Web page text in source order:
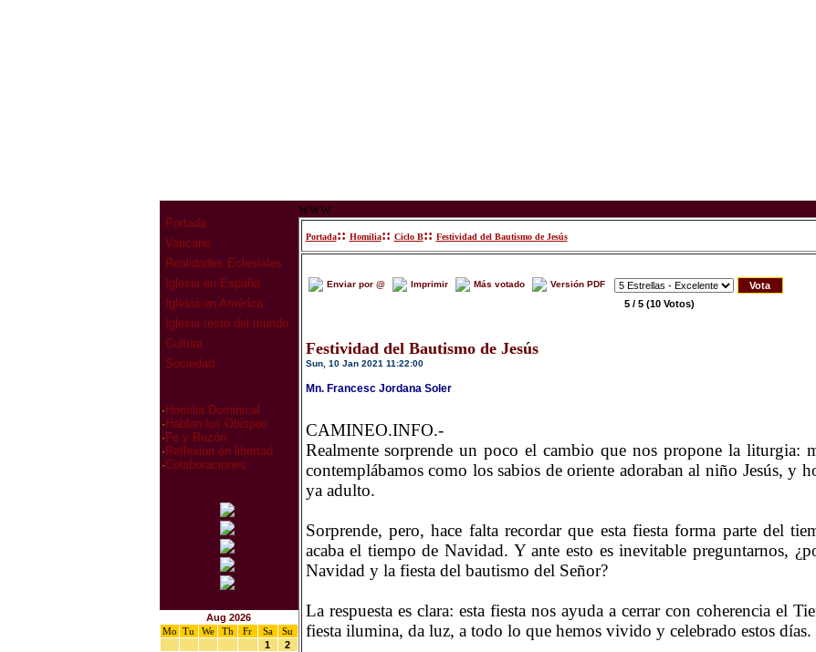
Portada
Vaticano
Realidades Eclesiales
Iglesia en España
Iglesia en América
Iglesia resto del mundo
Cultura
Sociedad
· Homilia Dominical
· Hablan los Obispos
· Fe y Razón
· Reflexion en libertad
·Colaboraciones
Aug 2026
Mo Tu We Th Fr Sa
Su
1
2
www
Portada:: Homilia:: Ciclo B:: Festividad del Bautismo de Jesús
Enviar por @ Imprimir Más votado Versión PDF
5 / 5 (10 Votos)
Festividad del Bautismo de Jesús
Sun, 10 Jan 2021 11:22:00
Mn. Francesc Jordana Soler
CAMINEO.INFO.-
Realmente sorprende un poco el cambio que nos propone la liturgia:
contemplábamos como los sabios de oriente adoraban al niño Jesús, y
ya adulto.
Sorprende, pero, hace falta recordar que esta fiesta forma parte del
acaba el tiempo de Navidad. Y ante esto es inevitable preguntarnos,
Navidad y la fiesta del bautismo del Señor?
La respuesta es clara: esta fiesta nos ayuda a cerrar con coherencia el
fiesta ilumina, da luz, a todo lo que hemos vivido y celebrado estos